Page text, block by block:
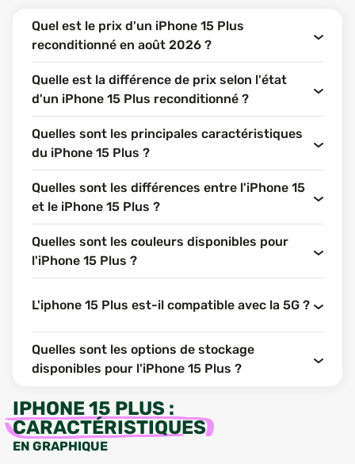
Quel est le prix d'un iPhone 15 Plus
reconditionné en août 2026 ?
Quelle est la différence de prix selon l'état
d'un iPhone 15 Plus reconditionné ?
Quelles sont les principales caractéristiques
du iPhone 15 Plus ?
Quelles sont les différences entre l'iPhone 15
et le iPhone 15 Plus ?
Quelles sont les couleurs disponibles pour
l'iPhone 15 Plus ?
L'iphone 15 Plus est-il compatible avec la 5G ?
Quelles sont les options de stockage
disponibles pour l'iPhone 15 Plus ?
IPHONE 15 PLUS :
CARACTÉRISTIQUES
EN GRAPHIQUE